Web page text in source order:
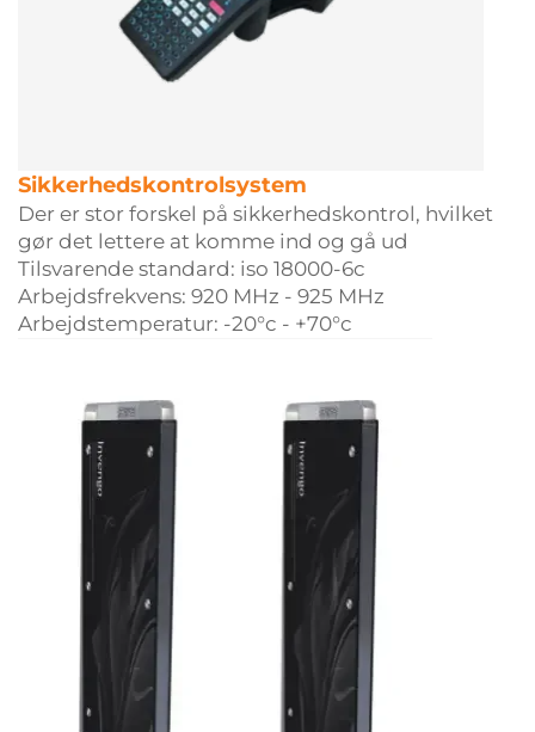
Sikkerhedskontrolsystem
Der er stor forskel på sikkerhedskontrol, hvilket
gør det lettere at komme ind og gå ud
Tilsvarende standard: iso 18000-6c
Arbejdsfrekvens: 920 MHz - 925 MHz
Arbejdstemperatur: -20°c - +70°c